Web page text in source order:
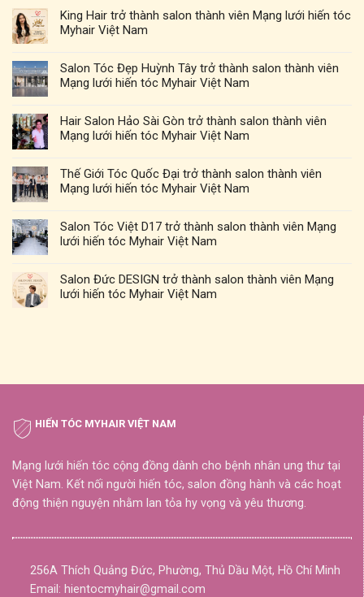
King Hair trở thành salon thành viên Mạng lưới hiến tóc
Myhair Việt Nam
Salon Tóc Đẹp Huỳnh Tây trở thành salon thành viên
Mạng lưới hiến tóc Myhair Việt Nam
Hair Salon Hảo Sài Gòn trở thành salon thành viên
Mạng lưới hiến tóc Myhair Việt Nam
Thế Giới Tóc Quốc Đại trở thành salon thành viên
Mạng lưới hiến tóc Myhair Việt Nam
Salon Tóc Việt D17 trở thành salon thành viên Mạng
lưới hiến tóc Myhair Việt Nam
Salon Đức DESIGN trở thành salon thành viên Mạng
lưới hiến tóc Myhair Việt Nam
HIẾN TÓC MYHAIR VIỆT NAM
Mạng lưới hiến tóc cộng đồng dành cho bệnh nhân ung thư tại
Việt Nam. Kết nối người hiến tóc, salon đồng hành và các hoạt
động thiện nguyện nhằm lan tỏa hy vọng và yêu thương.
256A Thích Quảng Đức, Phường, Thủ Dầu Một, Hồ Chí Minh
Email: hientocmyhair@gmail.com